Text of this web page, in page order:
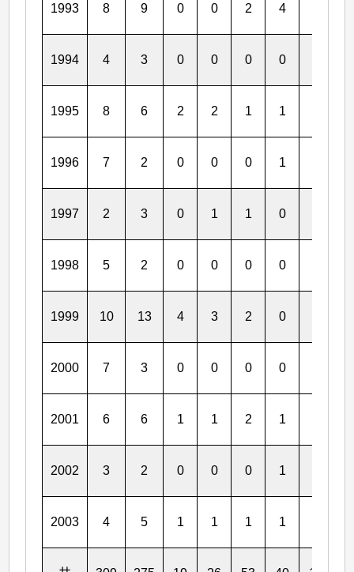
1993 8 9 0 0 2 4
1994 4 3 0 0 0 0
1995 8 6 2 2 1 1
1996 7 2 0 0 0 1
1997 2 3 0 1 1 0
1998 5 2 0 0 0 0
1999 10 13 4 3 2 0
2000 7 3 0 0 0 0
2001 6 6 1 1 2 1
2002 3 2 0 0 0 1
2003 4 5 1 1 1 1